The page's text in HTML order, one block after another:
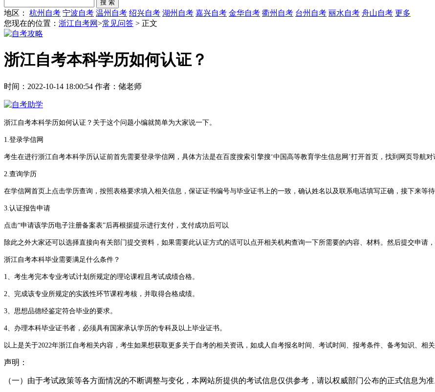
地区： 杭州自考 宁波自考 温州自考 绍兴自考 湖州自考 嘉兴自考 金华自考 衢州自考 台州自考 丽水自考 舟山自考 更多
您现在的位置： 浙江自考网>常见问答 > 正文
浙江自考本科学历如何认证？
时间：2022-10-14 18:00:54 作者：储老师
浙江自考本科学历如何认证？关于这个问题小编就简单为大家说一下。
1.登录学信网
考生在进行浙江自考本科学历认证前首先需要登录学信网，具体方法是在百度搜索引擎搜‘中国高等教育学生信息网’打开首页，找到网页导航对
2.查询学历
在学信网首页上点击学历查询，按照表格要求填入相关信息，保证证书编号与毕业证书上的一致，确认姓名以及联系电话填写正确，接下来等
3.认证报告申请
点击“申请该学历电子注册备案表”后再根据提示进行支付，支付成功后可以
除此之外大家还可以选择直接向有关部门提交资料，如果需要此认证方式的话可以点开相关机构查询一下所需要的内容、材料。然后提交申请
浙江自考本科毕业需要满足什么条件？
1、考生考完本专业考试计划所规定的理论课程且考试成绩合格。
2、完成该专业所规定的实践性环节课程考核，并取得合格成绩。
3、思想品德经鉴定符合毕业的要求。
4、办理本科毕业证书者，必须具有国家承认学历的专科及以上毕业证书。
以上是关于2022年浙江自考相关内容，考生如果想获取更多关于自考的相关资讯，如成人自考报名时间、考试时间、报考条件、备考知识、相
声明：
（一）由于考试政策等各方面情况的不断调整与变化，本网站所提供的考试信息仅供参考，请以权威部门公布的正式信息为准